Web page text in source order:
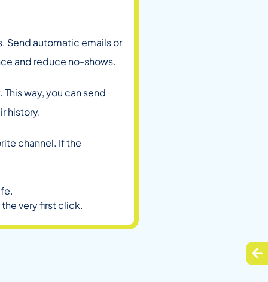
Send automatic emails or
and reduce no-shows.
way, you can send
history.
channel. If the
very first click.